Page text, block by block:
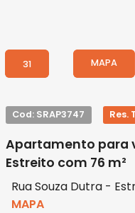
31 MAPA
Cod: SRAP3747 Res.
Apartamento para
Estreito com 76 m²
Rua Souza Dutra -
MAPA